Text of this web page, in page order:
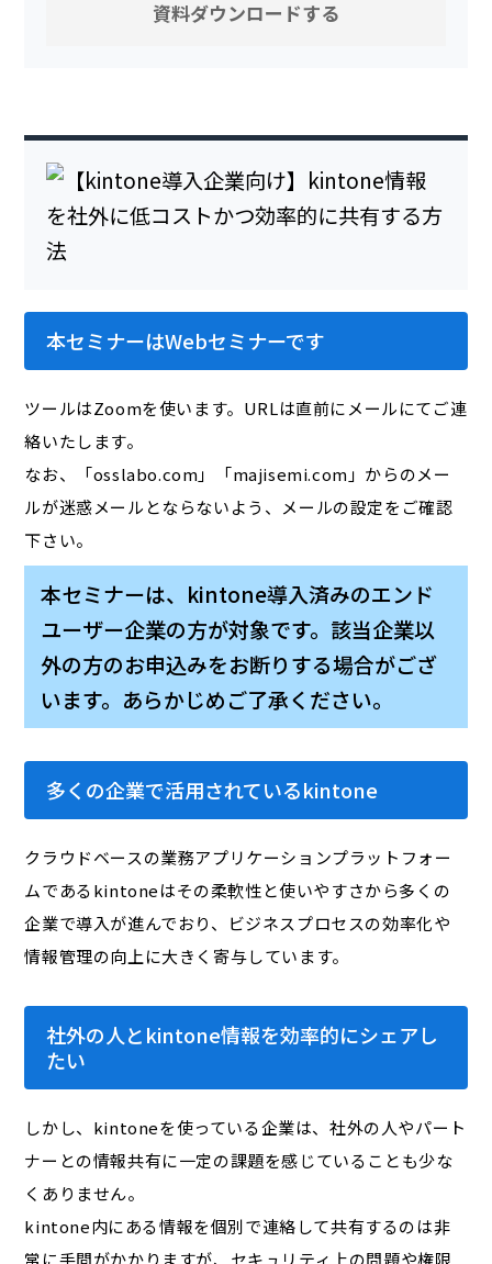
本セミナーはWebセミナーです
ツールはZoomを使います。URLは直前にメールにてご連
絡いたします。
なお、「osslabo.com」「majisemi.com」からのメー
ルが迷惑メールとならないよう、メールの設定をご確認
下さい。
本セミナーは、kintone導入済みのエンド
ユーザー企業の方が対象です。該当企業以
外の方のお申込みをお断りする場合がござ
います。あらかじめご了承ください。
多くの企業で活用されているkintone
クラウドベースの業務アプリケーションプラットフォー
ムであるkintoneはその柔軟性と使いやすさから多くの
企業で導入が進んでおり、ビジネスプロセスの効率化や
情報管理の向上に大きく寄与しています。
社外の人とkintone情報を効率的にシェアし
たい
しかし、kintoneを使っている企業は、社外の人やパート
ナーとの情報共有に一定の課題を感じていることも少な
くありません。
kintone内にある情報を個別で連絡して共有するのは非
常に手間がかかりますが、セキュリティ上の問題や権限